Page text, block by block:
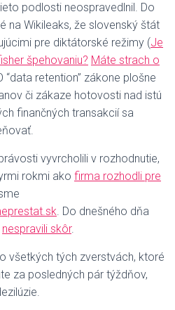
podlosti neospravedlnil. Do
na Wikileaks, že slovenský štát
pre diktátorské režimy (Je
špehovaniu? Máte strach o
“data retention” zákone plošne
či zákaze hotovosti nad istú
finančných transakcií sa
vyvrcholili v rozhodnutie,
rokmi ako firma rozhodli pre
. Do dnešného dňa
nespravili skôr.
všetkých tých zverstvách, ktoré
za posledných pár týždňov,